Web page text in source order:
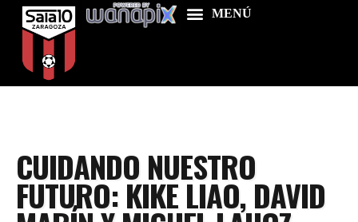
Food & Drink
Features
News
CUIDANDO NUESTRO
FUTURO: KIKE LIAO, DAVID